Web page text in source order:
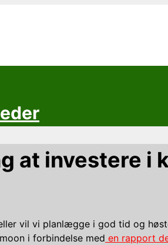
at investere i
vil vi planlægge i god tid og
i forbindelse med en rapport